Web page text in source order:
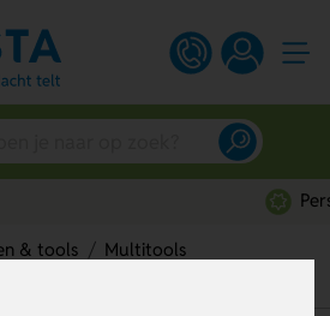
& tools
Multitools